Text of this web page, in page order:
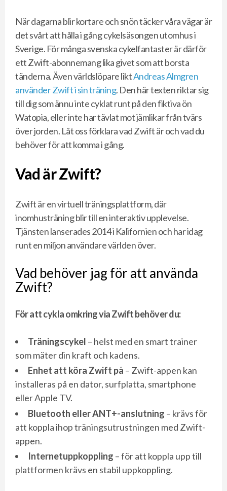
När dagarna blir kortare och snön täcker våra vägar är
det svårt att hålla i gång cykelsäsongen utomhus i
Sverige. För många svenska cykelfantaster är därför
ett Zwift-abonnemang lika givet som att borsta
tänderna. Även världslöpare liktAndreas Almgren
använder Zwift i sin träning. Den här texten riktar sig
till dig som ännu inte cyklat runt på den fiktiva ön
Watopia, eller inte har tävlat mot jämlikar från tvärs
över jorden. Låt oss förklara vad Zwift är och vad du
behöver för att komma i gång.
Vad är Zwift?
Zwift är en virtuell träningsplattform, där
inomhusträning blir till en interaktiv upplevelse.
Tjänsten lanserades 2014 i Kalifornien och har idag
runt en miljon användare världen över.
Vad behöver jag för att använda
Zwift?
För att cykla omkring via Zwift behöver du:
Träningscykel – helst med en smart trainer
som mäter din kraft och kadens.
Enhet att köra Zwift på – Zwift-appen kan
installeras på en dator, surfplatta, smartphone
eller Apple TV.
Bluetooth eller ANT+-anslutning – krävs för
att koppla ihop träningsutrustningen med Zwift-
appen.
Internetuppkoppling – för att koppla upp till
plattformen krävs en stabil uppkoppling.